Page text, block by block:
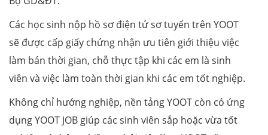
Các học sinh nộp hồ sơ điện tử sơ tuyển trên YOOT
sẽ được cấp giấy chứng nhận ưu tiên giới thiệu việc
làm bán thời gian, chỗ thực tập khi các em là sinh
viên và việc làm toàn thời gian khi các em tốt nghiệp.
Không chỉ hướng nghiệp, nền tảng YOOT còn có ứng
dụng YOOT JOB giúp các sinh viên sắp hoặc vừa tốt